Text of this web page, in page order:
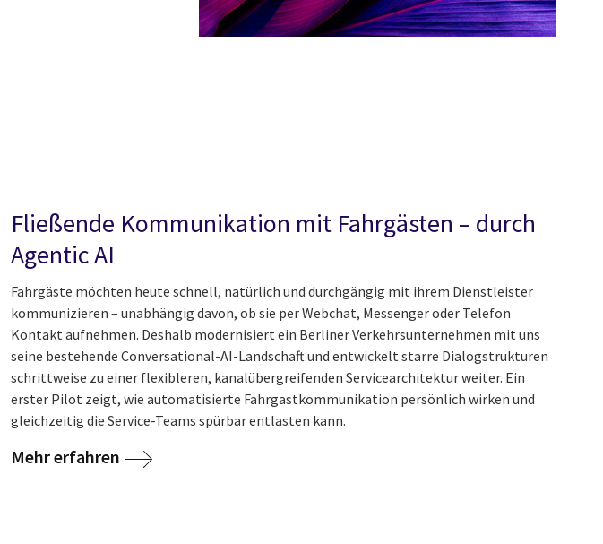
Fließende Kommunikation mit Fahrgästen – durch
Agentic AI
Fahrgäste möchten heute schnell, natürlich und durchgängig mit ihrem Dienstleister
kommunizieren – unabhängig davon, ob sie per Webchat, Messenger oder Telefon
Kontakt aufnehmen. Deshalb modernisiert ein Berliner Verkehrsunternehmen mit uns
seine bestehende Conversational-AI-Landschaft und entwickelt starre Dialogstrukturen
schrittweise zu einer flexibleren, kanalübergreifenden Servicearchitektur weiter. Ein
erster Pilot zeigt, wie automatisierte Fahrgastkommunikation persönlich wirken und
gleichzeitig die Service-Teams spürbar entlasten kann.
Mehr erfahren